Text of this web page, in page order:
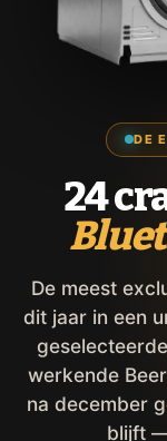
DE
24
De meest
dit jaar in een
werkende
na december
blijft